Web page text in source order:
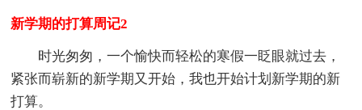
新学期的打算周记2
时光匆匆，一个愉快而轻松的寒假一眨眼就过去，
紧张而崭新的新学期又开始，我也开始计划新学期的新
打算。